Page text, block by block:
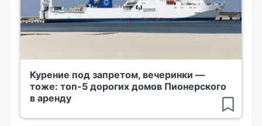
Курение под запретом, вечеринки —
тоже: топ-5 дорогих домов Пионерского
в аренду